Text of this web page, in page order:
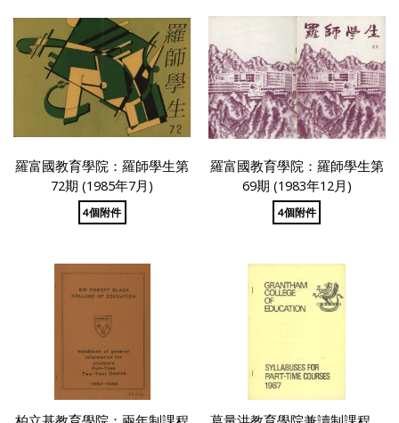
羅富國教育學院：羅師學生第
72期 (1985年7月)
4個附件
羅富國教育學院：羅師學生第
69期 (1983年12月)
4個附件